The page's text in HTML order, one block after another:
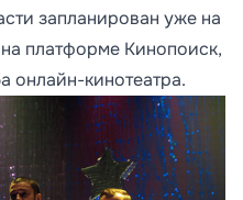
запланирован уже на
платформе Кинопоиск,
онлайн-кинотеатра.